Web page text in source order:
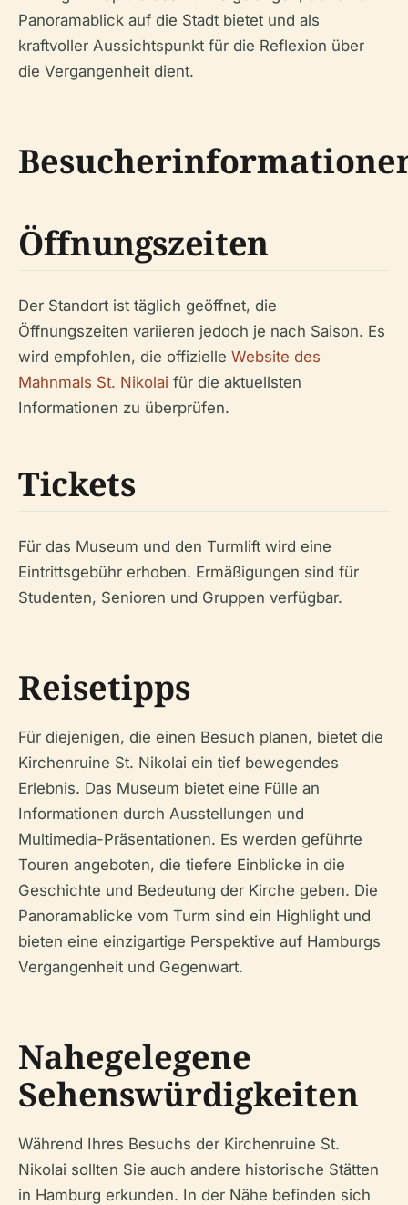
Panoramablick auf die Stadt bietet und als
kraftvoller Aussichtspunkt für die Reflexion über
die Vergangenheit dient.
Öffnungszeiten
Der Standort ist täglich geöffnet, die
Öffnungszeiten variieren jedoch je nach Saison. Es
wird empfohlen, die offizielle Website des
Mahnmals St. Nikolai für die aktuellsten
Informationen zu überprüfen.
Tickets
Für das Museum und den Turmlift wird eine
Eintrittsgebühr erhoben. Ermäßigungen sind für
Studenten, Senioren und Gruppen verfügbar.
Reisetipps
Für diejenigen, die einen Besuch planen, bietet die
Kirchenruine St. Nikolai ein tief bewegendes
Erlebnis. Das Museum bietet eine Fülle an
Informationen durch Ausstellungen und
Multimedia-Präsentationen. Es werden geführte
Touren angeboten, die tiefere Einblicke in die
Geschichte und Bedeutung der Kirche geben. Die
Panoramablicke vom Turm sind ein Highlight und
bieten eine einzigartige Perspektive auf Hamburgs
Vergangenheit und Gegenwart.
Nahegelegene
Sehenswürdigkeiten
Während Ihres Besuchs der Kirchenruine St.
Nikolai sollten Sie auch andere historische Stätten
in Hamburg erkunden. In der Nähe befinden sich